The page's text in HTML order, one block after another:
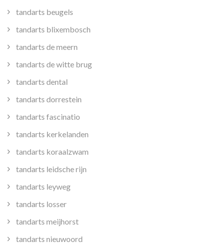
tandarts beugels
tandarts blixembosch
tandarts de meern
tandarts de witte brug
tandarts dental
tandarts dorrestein
tandarts fascinatio
tandarts kerkelanden
tandarts koraalzwam
tandarts leidsche rijn
tandarts leyweg
tandarts losser
tandarts meijhorst
tandarts nieuwoord